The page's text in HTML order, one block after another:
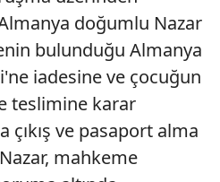
kişilere ait çerezler
vasıtasıyla çeşitli kişisel
olan çerezler bilgi
amacıyla
sitemizin daha işlevsel
ve sizlere yönelik
yapılması, amaçlarıyla
kullanılacaktır.
doğumlu Nazar
bulunduğu Almanya
iadesine ve çocuğun
teslimine karar
çıkış ve pasaport alma
Nazar, mahkeme